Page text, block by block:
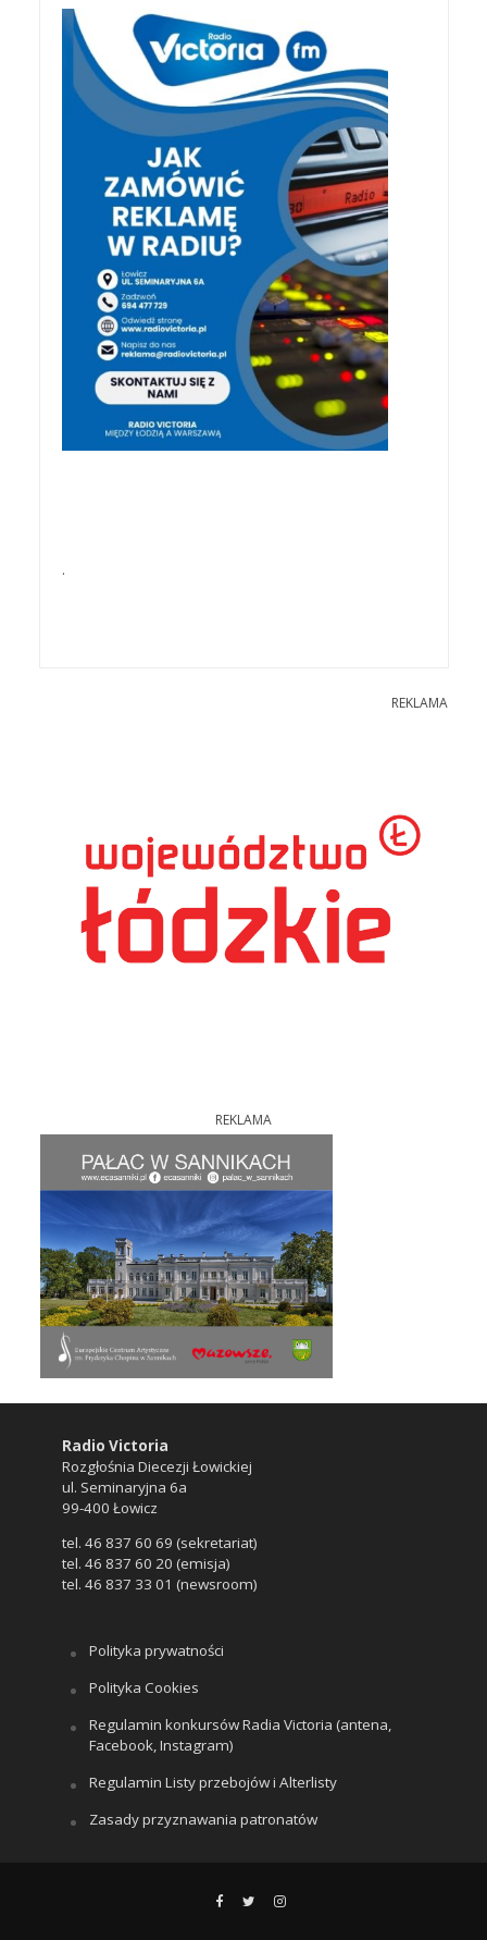
.
REKLAMA
REKLAMA
Radio Victoria
Rozgłośnia Diecezji Łowickiej
ul. Seminaryjna 6a
99-400 Łowicz
tel. 46 837 60 69 (sekretariat)
tel. 46 837 60 20 (emisja)
tel. 46 837 33 01 (newsroom)
Polityka prywatności
Polityka Cookies
Regulamin konkursów Radia Victoria (antena,
Facebook, Instagram)
Regulamin Listy przebojów i Alterlisty
Zasady przyznawania patronatów